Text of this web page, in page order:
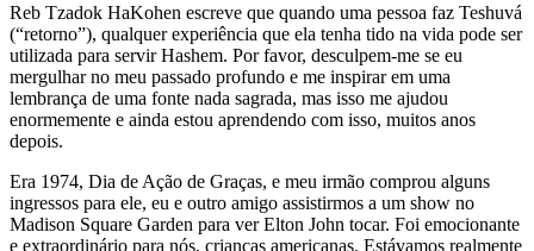
Reb Tzadok HaKohen escreve que quando uma pessoa faz Teshuvá
(“retorno”), qualquer experiência que ela tenha tido na vida pode ser
utilizada para servir Hashem. Por favor, desculpem-me se eu
mergulhar no meu passado profundo e me inspirar em uma
lembrança de uma fonte nada sagrada, mas isso me ajudou
enormemente e ainda estou aprendendo com isso, muitos anos
depois.
Era 1974, Dia de Ação de Graças, e meu irmão comprou alguns
ingressos para ele, eu e outro amigo assistirmos a um show no
Madison Square Garden para ver Elton John tocar. Foi emocionante
e extraordinário para nós, crianças americanas. Estávamos realmente